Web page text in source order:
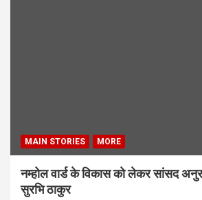
MAIN STORIES MORE
नम्होल वार्ड के विकास को लेकर सांसद
सुरभि ठाकुर